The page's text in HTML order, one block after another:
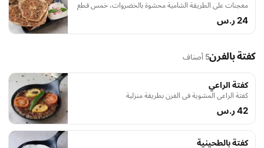
معجنات على الطريقة الشامية محشوة بالخضروات، خمس قطع
24 ر.س
كفتة بالفرن5 أصناف
كفتة الراعي
كفتة الراعي المشوية في الفرن بطريقة منزلية
42 ر.س
كفتة بالطحينية